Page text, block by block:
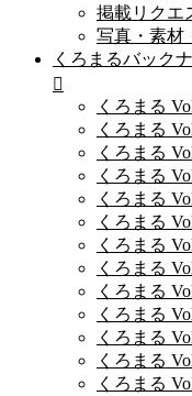
掲載リクエ
写真・素材
くろまるバック
くろまる
くろまる
くろまる
くろまる
くろまる
くろまる
くろまる
くろまる
くろまる
くろまる
くろまる
くろまる
くろまる